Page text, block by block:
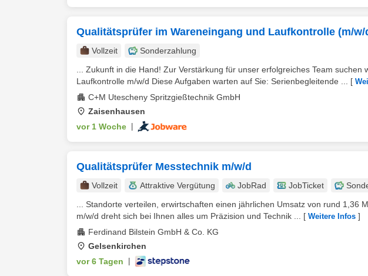
Qualitätsprüfer im Wareneingang und Laufkontrolle (m/w/
Vollzeit
Sonderzahlung
... Zukunft in die Hand! Zur Verstärkung für unser erfolgreiches Team suchen
Laufkontrolle m/w/d Diese Aufgaben warten auf Sie: Serienbegleitende ...
[
C+M Utescheny Spritzgießtechnik GmbH
Zaisenhausen
vor 1 Woche
Qualitätsprüfer Messtechnik m/w/d
Vollzeit Attraktive Vergütung JobRad JobTicket
... Standorte verteilen, erwirtschaften einen jährlichen Umsatz von rund 1,36
m/w/d dreht sich bei Ihnen alles um Präzision und Technik ...
[ Weitere Infos ]
Ferdinand Bilstein GmbH & Co. KG
Gelsenkirchen
vor 6 Tagen